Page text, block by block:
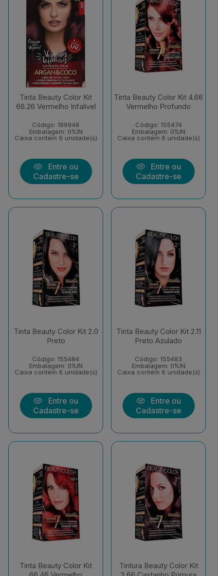
Tinta Beauty Color Kit
66.26 Vermelho Infalível
Código: 189948
Embalagem: 01UN
Caixa contém 6 unidade(s)
Entre ou
Cadastre-se
Tinta Beauty Color Kit 4.66
Vermelho Profundo
Código: 155474
Embalagem: 01UN
Caixa contém 6 unidade(s)
Entre ou
Cadastre-se
Tinta Beauty Color Kit 2.0
Preto
Código: 155484
Embalagem: 01UN
Caixa contém 6 unidade(s)
Entre ou
Cadastre-se
Tinta Beauty Color Kit 2.11
Preto Azulado
Código: 155483
Embalagem: 01UN
Caixa contém 6 unidade(s)
Entre ou
Cadastre-se
Tinta Beauty Color Kit
Tintura Beauty Color Kit